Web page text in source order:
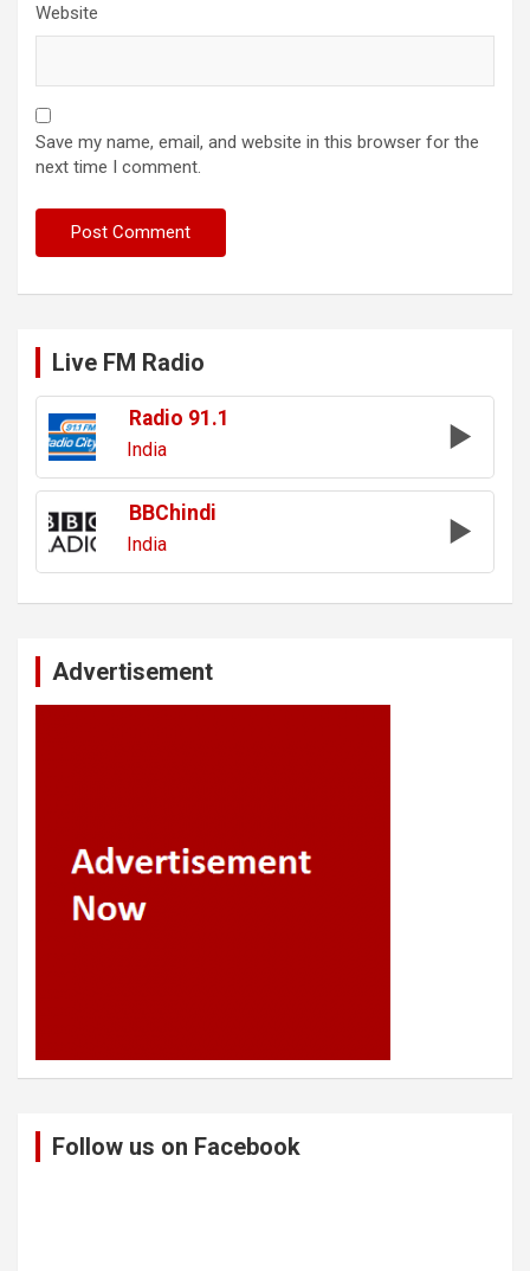
Website
Save my name, email, and website in this browser for the
next time I comment.
Live FM Radio
Radio 91.1
India
BBChindi
India
Advertisement
Follow us on Facebook